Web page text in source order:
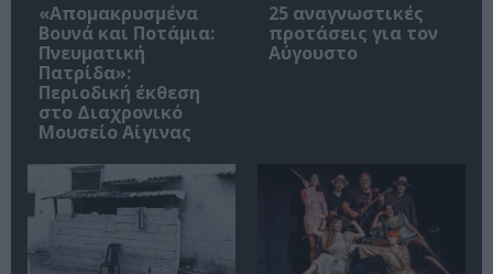
«Απομακρυσμένα
Βουνά και Ποτάμια:
Πνευματική
Πατρίδα»:
Περιοδική έκθεση
στο Διαχρονικό
Μουσείο Αίγινας
25 αναγνωστικές
προτάσεις για τον
Αύγουστο